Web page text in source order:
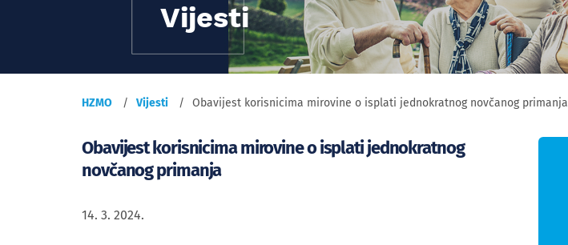
Vijesti
HZMO Vijesti Obavijest korisnicima mirovine o isplati jednokratnog novčanog primanja
Obavijest korisnicima mirovine o isplati jednokratnog
novčanog primanja
14. 3. 2024.